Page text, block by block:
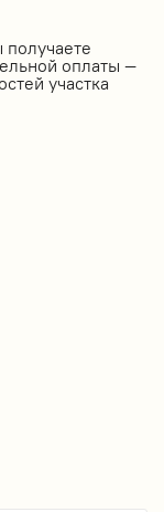
получаете
оплаты —
участка